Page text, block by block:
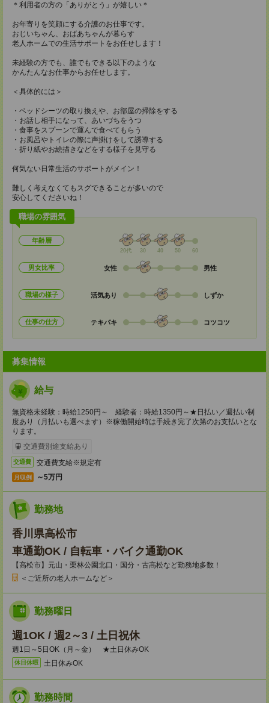
＊利用者の方の「ありがとう」が嬉しい＊
お年寄りを笑顔にする介護のお仕事です。
おじいちゃん、おばあちゃんが暮らす
老人ホームでの生活サポートをお任せします！
未経験の方でも、誰でもできる以下のような
かんたんなお仕事からお任せします。
＜具体的には＞
・ベッドシーツの取り換えや、お部屋の掃除をする
・お話し相手になって、あいづちをうつ
・食事をスプーンで運んで食べてもらう
・お風呂やトイレの際に声掛けをして誘導する
・折り紙やお絵描きなどをする様子を見守る
何気ない日常生活のサポートがメイン！
難しく考えなくてもスグできることが多いので
安心してくださいね！
職場の雰囲気
年齢層
20代 30 40 50 60
男女比率 女性 男性
職場の様子 活気あり しずか
仕事の仕方 テキパキ コツコツ
募集情報
給与
無資格未経験：時給1250円～ 経験者：時給1350円～★日払い／週払い制
度あり（月払いも選べます）※稼働開始時は手続き完了次第のお支払いとな
ります。
交通費別途支給あり
交通費 交通費支給※規定有
月収例 ～5万円
勤務地
香川県高松市
車通勤OK / 自転車・バイク通勤OK
【高松市】元山・栗林公園北口・国分・古高松など勤務地多数！
＜ご近所の老人ホームなど＞
勤務曜日
週1OK / 週2～3 / 土日祝休
週1日～5日OK（月～金） ★土日休みOK
休日休暇 土日休みOK
勤務時間